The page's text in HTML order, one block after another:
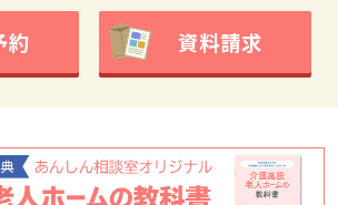
約 資料請求